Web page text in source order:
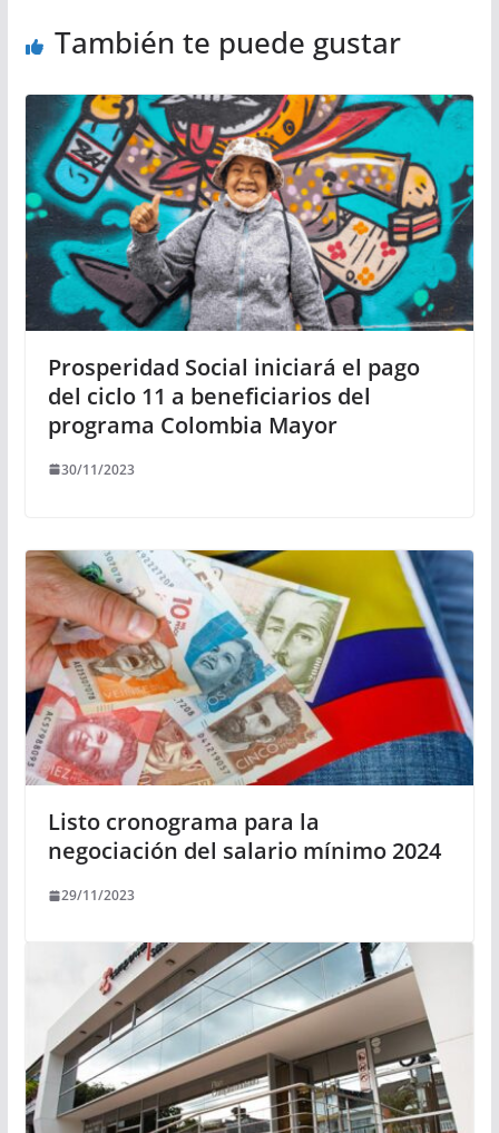
También te puede gustar
Prosperidad Social iniciará el pago
del ciclo 11 a beneficiarios del
programa Colombia Mayor
30/11/2023
Listo cronograma para la
negociación del salario mínimo 2024
29/11/2023